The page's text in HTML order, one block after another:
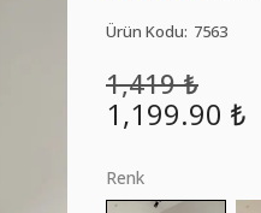
Ürün Kodu: 7563
1,419 ₺
1,199.90 ₺
Renk